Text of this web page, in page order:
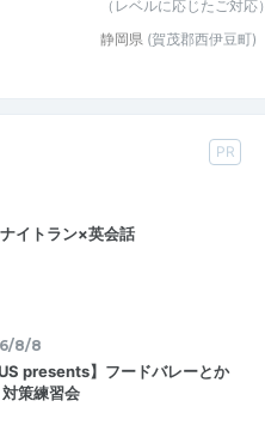
（レベルに応じたご対応
静岡県 (賀茂郡西伊豆町)
PR
イトラン×英会話
8/8
presents】フードバレーとか
策練習会